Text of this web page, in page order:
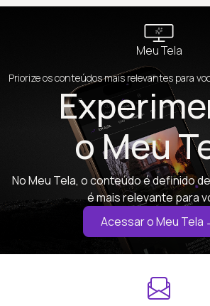
Meu Tela
Priorize os conteúdos mais relevantes para
o Meu
No Meu Tela, o conteúdo é definido
é mais relevante para
Acessar o Meu Tela